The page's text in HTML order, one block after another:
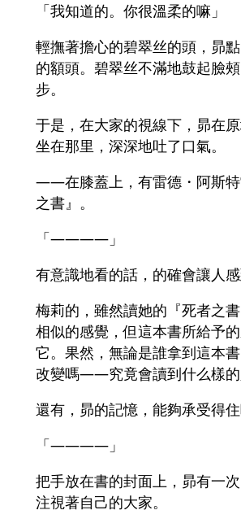
「我知道的。你很溫柔的嘛」
輕撫著擔心的碧翠丝的頭，昴
的額頭。碧翠丝不滿地鼓起臉
步。
于是，在大家的視線下，昴在
坐在那里，深深地吐了口氣。
――在膝蓋上，有雷德・阿斯
之書』。
「――――」
有意識地看的話，的確會讓人感
梅莉的，雖然讀她的『死者之
相似的感覺，但這本書所給予
它。果然，無論是誰拿到這本
改變嗎――究竟會讀到什么樣的
還有，昴的記憶，能夠承受得住
「――――」
把手放在書的封面上，昴有一
注視著自己的大家。